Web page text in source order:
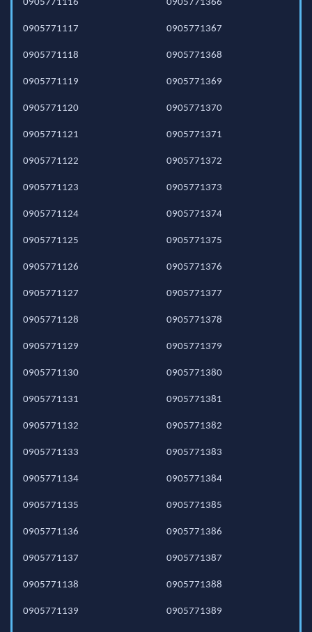
0905771116
0905771117
0905771118
0905771119
0905771120
0905771121
0905771122
0905771123
0905771124
0905771125
0905771126
0905771127
0905771128
0905771129
0905771130
0905771131
0905771132
0905771133
0905771134
0905771135
0905771136
0905771137
0905771138
0905771139
0905771366
0905771367
0905771368
0905771369
0905771370
0905771371
0905771372
0905771373
0905771374
0905771375
0905771376
0905771377
0905771378
0905771379
0905771380
0905771381
0905771382
0905771383
0905771384
0905771385
0905771386
0905771387
0905771388
0905771389